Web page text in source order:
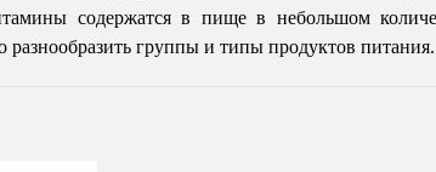
содержатся в пище в небольшом
группы и типы продуктов питания.